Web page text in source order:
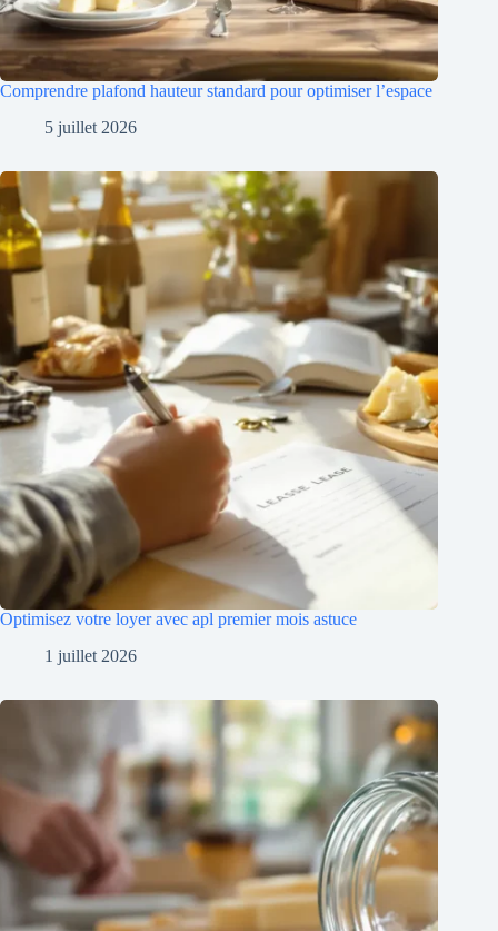
Comprendre plafond hauteur standard pour optimiser l’espace
5 juillet 2026
Optimisez votre loyer avec apl premier mois astuce
1 juillet 2026